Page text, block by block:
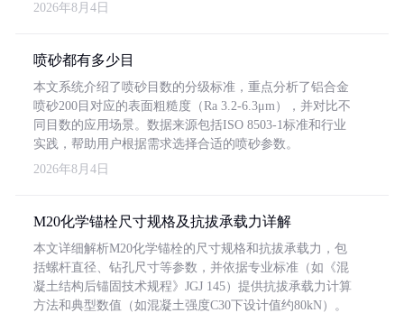
2026年8月4日
喷砂都有多少目
本文系统介绍了喷砂目数的分级标准，重点分析了铝合金
喷砂200目对应的表面粗糙度（Ra 3.2-6.3μm），并对比不
同目数的应用场景。数据来源包括ISO 8503-1标准和行业
实践，帮助用户根据需求选择合适的喷砂参数。
2026年8月4日
M20化学锚栓尺寸规格及抗拔承载力详解
本文详细解析M20化学锚栓的尺寸规格和抗拔承载力，包
括螺杆直径、钻孔尺寸等参数，并依据专业标准（如《混
凝土结构后锚固技术规程》JGJ 145）提供抗拔承载力计算
方法和典型数值（如混凝土强度C30下设计值约80kN）。